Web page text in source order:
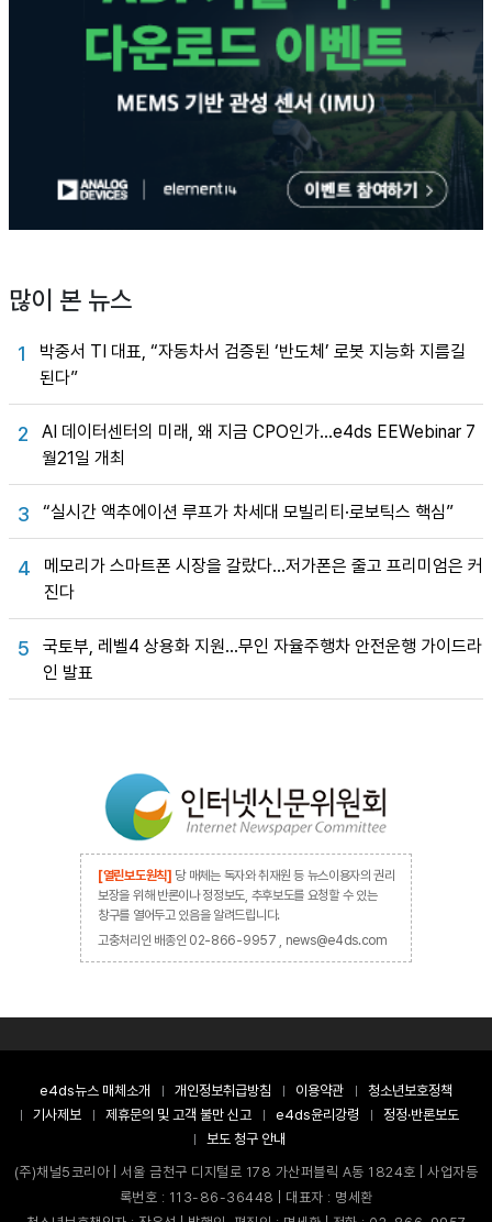
많이 본 뉴스
1
박중서 TI 대표, “자동차서 검증된 ‘반도체’ 로봇 지능화 지름길
된다”
2
AI 데이터센터의 미래, 왜 지금 CPO인가…e4ds EEWebinar 7
월21일 개최
3 “실시간 액추에이션 루프가 차세대 모빌리티·로보틱스 핵심”
4
메모리가 스마트폰 시장을 갈랐다…저가폰은 줄고 프리미엄은 커
진다
5
국토부, 레벨4 상용화 지원…무인 자율주행차 안전운행 가이드라
인 발표
[열린보도원칙] 당 매체는 독자와 취재원 등 뉴스이용자의 권리
보장을 위해 반론이나 정정보도, 추후보도를 요청할 수 있는
창구를 열어두고 있음을 알려드립니다.
고충처리인 배종인 02-866-9957 , news@e4ds.com
e4ds뉴스 매체소개 개인정보취급방침 이용약관
청소년보호정책
기사제보
제휴문의 및 고객 불만 신고 e4ds윤리강령
정정·반론보도
보도 청구 안내
(주)채널5코리아 | 서울 금천구 디지털로 178 가산퍼블릭 A동 1824호 | 사업자등
록번호 : 113-86-36448 | 대표자 : 명세환